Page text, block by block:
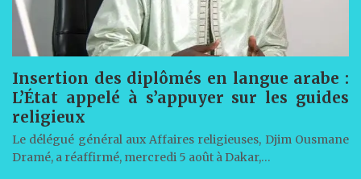
Insertion des diplômés en langue arabe :
L’État appelé à s’appuyer sur les guides
religieux
Le délégué général aux Affaires religieuses, Djim Ousmane
Dramé, a réaffirmé, mercredi 5 août à Dakar,…